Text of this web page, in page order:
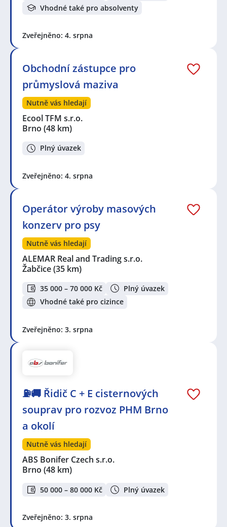
Vhodné také pro absolventy
Zveřejněno: 4. srpna
Obchodní zástupce pro
průmyslová maziva
Nutně vás hledají
Ecool TFM s.r.o.
Brno (48 km)
Plný úvazek
Zveřejněno: 4. srpna
Operátor výroby masových
konzerv pro psy
Nutně vás hledají
ALEMAR Real and Trading s.r.o.
Žabčice(35 km)
35 000 – 70 000 Kč
Plný úvazek
Vhodné také pro cizince
Zveřejněno: 3. srpna
⛽🚚 Řidič C + E cisternových
souprav pro rozvoz PHM Brno
a okolí
Nutně vás hledají
ABS Bonifer Czech s.r.o.
Brno (48 km)
50 000 – 80 000 Kč Plný úvazek
Zveřejněno: 3. srpna